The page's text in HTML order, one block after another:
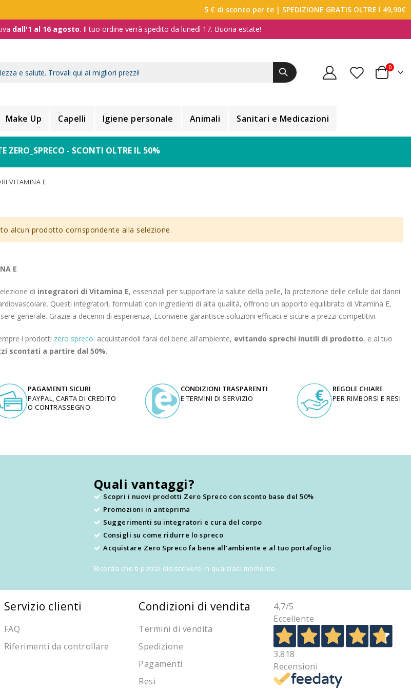
5 € di sconto per te | SPEDIZIONE GRATIS OLTRE I 49,90€
dall'1 al 16 agosto. Il tuo ordine verrà spedito da lunedì 17. Buona estate!
Carrello
0
Make Up Capelli Igiene personale Animali Sanitari e Medicazioni
ZERO_SPRECO - SCONTI OLTRE IL 50%
VITAMINA E
alcun prodotto corrispondente alla selezione.
E
di integratori di Vitamina E, essenziali per supportare la salute della pelle, la protezione delle cellule dai danni
Questi integratori, formulati con ingredienti di alta qualità, offrono un apporto equilibrato di Vitamina E,
generale. Grazie a decenni di esperienza, Econviene garantisce soluzioni efficaci e sicure a prezzi competitivi.
i prodotti zero spreco: acquistandoli farai del bene all'ambiente, evitando sprechi inutili di prodotto, e al tuo
scontati a partire dal 50%.
PAGAMENTI SICURI
PAYPAL, CARTA DI CREDITO
O CONTRASSEGNO
CONDIZIONI TRASPARENTI
E TERMINI DI SERVIZIO
REGOLE CHIARE
PER RIMBORSI E RESI
Quali vantaggi?
Scopri i nuovi prodotti Zero Spreco con sconto base del 50%
Promozioni in anteprima
Suggerimenti su integratori e cura del corpo
Consigli su come ridurre lo spreco
Acquistare Zero Spreco fa bene all'ambiente e al tuo portafoglio
Ricorda che ti potrai disiscrivere in qualsiasi momento
Servizio clienti
FAQ
Riferimenti da controllare
Condizioni di vendita
Termini di vendita
Spedizione
Pagamenti
Resi
4,7/5
Eccellente
3.818
Recensioni